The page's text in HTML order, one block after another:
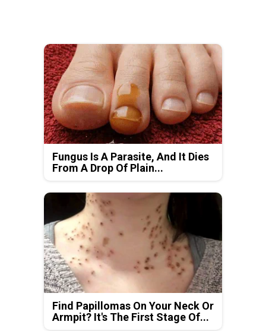
Fungus Is A Parasite, And It Dies
From A Drop Of Plain...
Find Papillomas On Your Neck Or
Armpit? It's The First Stage Of...